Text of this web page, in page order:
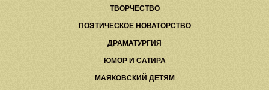
ТВОРЧЕСТВО
ПОЭТИЧЕСКОЕ НОВАТОРСТВО
ДРАМАТУРГИЯ
ЮМОР И САТИРА
МАЯКОВСКИЙ ДЕТЯМ